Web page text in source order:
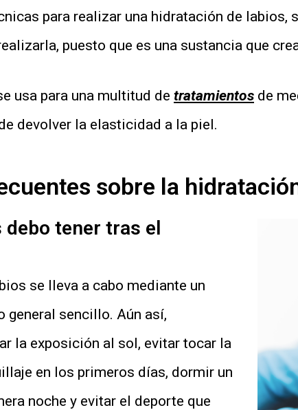
para realizar una hidratación de
puesto que es una sustancia que
usa para una multitud de tratamientos de
devolver la elasticidad a la piel.
sobre la
debo tener tras el
se lleva a cabo mediante un
general sencillo. Aún así,
la exposición al sol, evitar tocar la
en los primeros días, dormir un
noche y evitar el deporte que